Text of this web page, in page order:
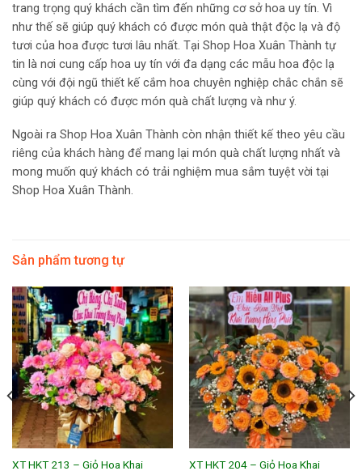
trang trọng quý khách cần tìm đến những cơ sở hoa uy tín. Vì
như thế sẽ giúp quý khách có được món quà thật độc lạ và độ
tươi của hoa được tươi lâu nhất. Tại Shop Hoa Xuân Thành tự
tin là nơi cung cấp hoa uy tín với đa dạng các mẫu hoa độc lạ
cùng với đội ngũ thiết kế cắm hoa chuyên nghiệp chắc chắn sẽ
giúp quý khách có được món quà chất lượng và như ý.
Ngoài ra Shop Hoa Xuân Thành còn nhận thiết kế theo yêu cầu
riêng của khách hàng để mang lại món quà chất lượng nhất và
mong muốn quý khách có trải nghiệm mua sắm tuyệt vời tại
Shop Hoa Xuân Thành.
Sản phẩm tương tự
XT HKT 213 – Giỏ Hoa Khai XT HKT 204 – Giỏ Hoa Khai